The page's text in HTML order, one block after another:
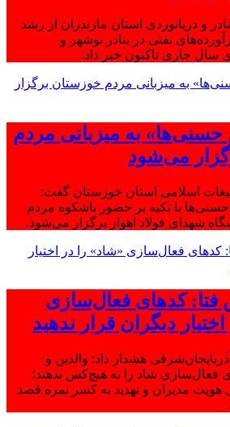
و دریانوردی استان مازندران از رشد
نفتی در بنادر نوشهر و
سال جاری تاکنون خبر داد.
به میزبانی مردم
می‌شود
اسلامی استان خوزستان گفت:
با تکیه بر حضور باشکوه مردم
شهدای فولاد اهواز برگزار می‌شود.
فتا: کدهای فعال‌سازی
دیگران قرار ندهید
هشدار داد: والدین و
فعال‌سازی شاد را به هیچ‌کس ندهند؛
هویت مدیران و تهدید به کسر نمره قصد